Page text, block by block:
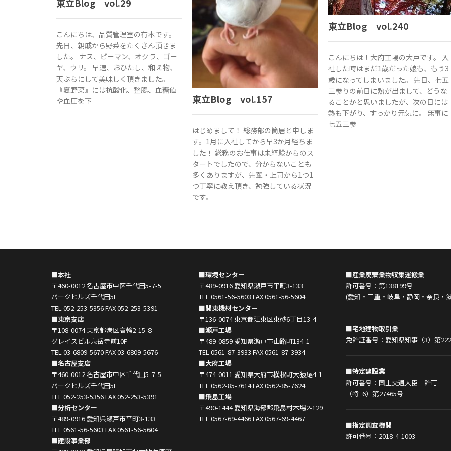
こんにちは、品質管理室の有本です。
先日、親戚から野菜をたくさん頂きま
した。 ナス、ピーマン、オクラ、ゴー
ヤ、ウリ。 早速、おひたし、和え物、
天ぷらにして美味しく頂きました。
『夏野菜』には抗酸化、整腸、血糖値
や血圧を下
東立Blog vol.157
はじめまして！ 総務部の筒居と申しま
す。1月に入社してから早3か月経ちま
した！ 総務のお仕事は未経験からのス
タートでしたので、分からないことも
多くありますが、先輩・上司から1つ1
つ丁寧に教え頂き、勉強している状況
です。
東立Blog vol.240
こんにちは！大府工場の大戸です。 入
社した時はまだ1歳だった娘も、もう3
歳になってしまいました。 先日、七五
三参りの前日に熱が出まして、どうな
ることかと思いましたが、次の日には
熱も下がり、すっかり元気に。 無事に
七五三参
■本社
〒460-0012 名古屋市中区千代田5-7-5
パークヒルズ千代田5F
TEL 052-253-5356 FAX 052-253-5391
■東京支店
〒108-0074 東京都港区高輪2-15-8
グレイスビル泉岳寺前10F
TEL 03-6809-5670 FAX 03-6809-5676
■名古屋支店
〒460-0012 名古屋市中区千代田5-7-5
パークヒルズ千代田5F
TEL 052-253-5356 FAX 052-253-5391
■分析センター
〒489-0916 愛知県瀬戸市平町3-133
TEL 0561-56-5603 FAX 0561-56-5604
■建設事業部
■環境センター
〒489-0916 愛知県瀬戸市平町3-133
TEL 0561-56-5603 FAX 0561-56-5604
■関東機材センター
〒136-0074 東京都江東区東砂6丁目13-4
■瀬戸工場
〒489-0859 愛知県瀬戸市山路町134-1
TEL 0561-87-3933 FAX 0561-87-3934
■大府工場
〒474-0011 愛知県大府市横根町大猿尾4-1
TEL 0562-85-7614 FAX 0562-85-7624
■飛島工場
〒490-1444 愛知県海部郡飛島村木場2-129
TEL 0567-69-4466 FAX 0567-69-4467
■産業廃棄業物収集運搬業
許可番号：第138199号
(愛知・三重・岐阜・静岡・奈良・
■宅地建物取引業
免許証番号：愛知県知事（3）第
■特定建設業
許可番号：国土交通大臣 許可
（特−6）第27465号
■指定調査機関
許可番号：2018-4-1003